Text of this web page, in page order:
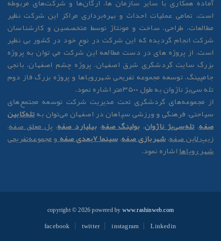
آماده همکاری با سایر سازمان ها، ارگان‌ها و شرکت‌های مربوطه
است. تمامی عملیات احداث و بهره‌برداری مراکز این شرکت نظیر
مطالعات، طراحی، ساخت و مونتاژ توسط متخصصین و کارشناسان
شرکت انجام گردیده که این شرکت در نوع خود در کشور بی نظیر
است. از پروژه های در دست مطالعه این شرکت می توان به پروژه
بزرگ سایت گردشگری شرق اصفهان، پروژه چشم اصفهان، بانجی
جامپینگ، توسعه مجموعه تفریحی شهررویاها و پروژه بزرگ فاز دوم
تله سی‌یژ ناژوان به طول ۳۵۰۰متر اشاره نمود.
از مجموعه‌های گردشگری تحت مدیریت شرکت توسعه مجتمع‌های
سیاحتی، فرهنگی و ورزشی سپاهان در اصفهان می‌توان بهتله‌کابین
،تله‌سی‌یژ ناژوان،بولینگ صفه،بیلیارد صفه،پل معلق صفه،
زیپ لاین صفه،شهربازی صفه،سینما 7بعدی صفه ومجموعه‌تفریحی
شهر رویاهااشاره نمود.
copyright © 2026 powered bywww.rashinweb.com
facebook twitter instagram Linkedin